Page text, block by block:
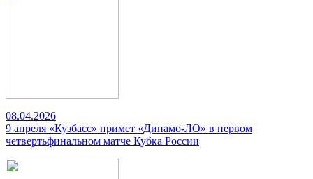
08.04.2026
9 апреля «Кузбасс» примет «Динамо-ЛО» в первом
четвертьфинальном матче Кубка России